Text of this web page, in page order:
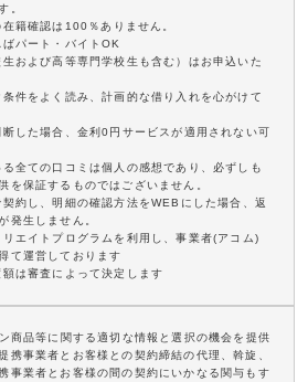
。
籍確認は100％ありません。
パート・バイトOK
および高等専門学校生も含む）はお申込いた
件をよく読み、計画的な借り入れを心がけて
した場合、金利0円サービスが適用されない可
全ての口コミは個人の感想であり、必ずしも
を保証するものではございません。
約し、明細の確認方法をWEBにした場合、返
発生しません。
エイトプログラムを利用し、事業者(アコム)
て運営しております
は審査によって決定します
商品等に関する適切な情報と選択の機会を提供
携事業者とお客様との契約締結の代理、斡旋、
事業者とお客様の間の契約にいかなる関与もす